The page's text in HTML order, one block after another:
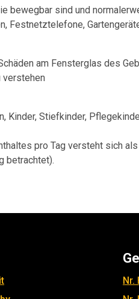
bewegbar sind und
Festnetztelefone,
am Fensterglas des
verstehen
Kinder, Stiefkinder,
pro Tag versteht sich
betrachtet).
Nr.